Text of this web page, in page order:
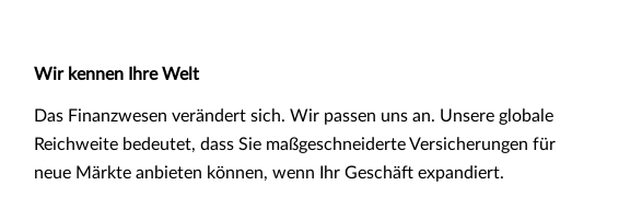
Wir kennen Ihre Welt
Das Finanzwesen verändert sich. Wir passen uns an. Unsere globale
Reichweite bedeutet, dass Sie maßgeschneiderte Versicherungen für
neue Märkte anbieten können, wenn Ihr Geschäft expandiert.